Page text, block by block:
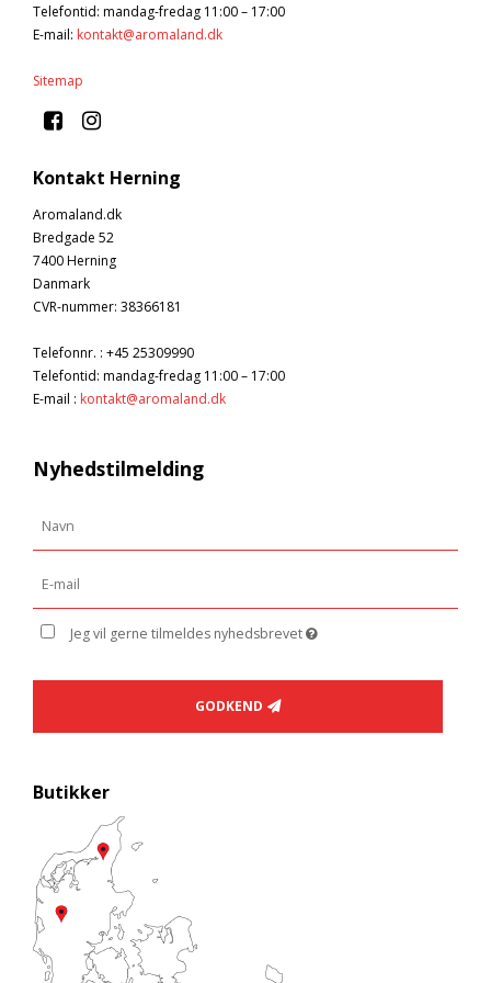
Tropisk aroma
Tyggegummi aroma
Vanilje aroma
Fantastical
Hooligan
M-Flavours
Ruffian
Valhalla
Tilbehør
Udstyr
Æteriske olier
Smørcreme
Dessert
Påske
Telefontid: mandag-fredag 11:00 – 17:00
E-mail: kontakt@aromaland.dk
Sitemap
Kontakt Herning
Aromaland.dk
Bredgade 52
7400 Herning
Danmark
CVR-nummer: 38366181
Telefonnr. : +45 25309990
Telefontid: mandag-fredag 11:00 – 17:00
E-mail : kontakt@aromaland.dk
Nyhedstilmelding
Jeg vil gerne tilmeldes nyhedsbrevet
GODKEND
Butikker